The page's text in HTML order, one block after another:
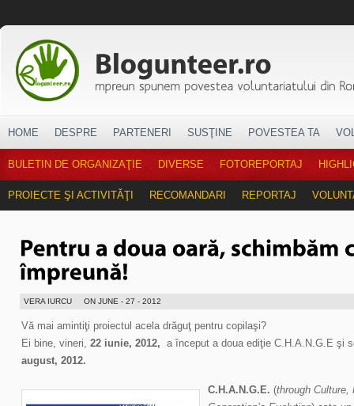
HOME DESPRE PARTENERI SUSŢINE POVESTEA TA
BULETIN DE ORGANIZAŢIE DIVERSE FOTOREPORTAJ
PROIECTE ŞI ACTIVITĂŢI RECOMANDARI REPORTAJ
VERA IURCU ON JUNE - 27 - 2012
Vă mai amintiţi proiectul acela drăguţ pentru copilaşi?
Ei bine, vineri, 22 iunie, 2012, a început a doua ediţie C.H.A.N.G.E şi
august, 2012.
C.H.A.N.G.E. (through Culture,